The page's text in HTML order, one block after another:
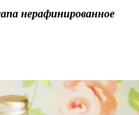
нерафинированное